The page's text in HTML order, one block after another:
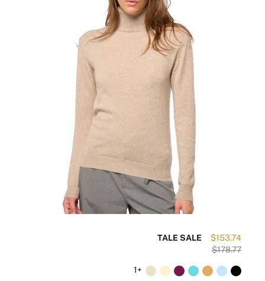
$153.74
$178.77
TALE SALE
+1